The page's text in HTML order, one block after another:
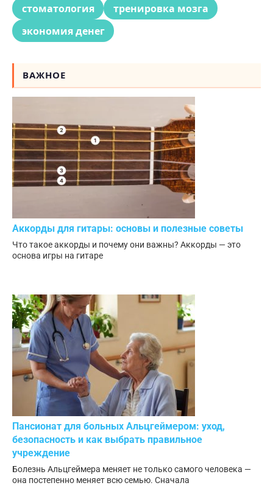
стоматология
тренировка мозга
экономия денег
ВАЖНОЕ
Аккорды для гитары: основы и полезные советы
Что такое аккорды и почему они важны? Аккорды — это
основа игры на гитаре
Пансионат для больных Альцгеймером: уход,
безопасность и как выбрать правильное
учреждение
Болезнь Альцгеймера меняет не только самого человека —
она постепенно меняет всю семью. Сначала